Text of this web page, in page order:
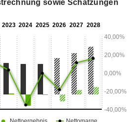
sowie Schätzungen